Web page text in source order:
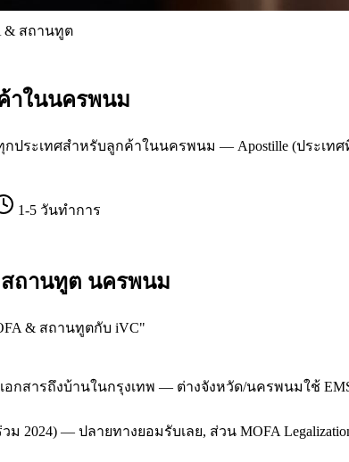
& สถานทูต
าในนครพนม
ระเทศสำหรับลูกค้าในนครพนม — Apostille (ประเทศที่
1-5 วันทำการ
สถานทูต นครพนม
& สถานทูตกับ iVC"
กสารถึงบ้านในกรุงเทพ — ต่างจังหวัด/นครพนมใช้
วม 2024) — ปลายทางยอมรับเลย, ส่วน MOFA